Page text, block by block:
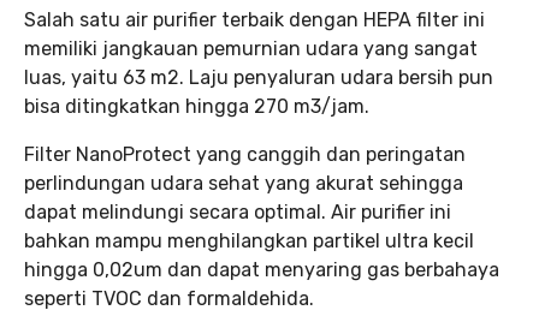
Salah satu air purifier terbaik dengan HEPA filter ini
memiliki jangkauan pemurnian udara yang sangat
luas, yaitu 63 m2. Laju penyaluran udara bersih pun
bisa ditingkatkan hingga 270 m3/jam.
Filter NanoProtect yang canggih dan peringatan
perlindungan udara sehat yang akurat sehingga
dapat melindungi secara optimal. Air purifier ini
bahkan mampu menghilangkan partikel ultra kecil
hingga 0,02um dan dapat menyaring gas berbahaya
seperti TVOC dan formaldehida.